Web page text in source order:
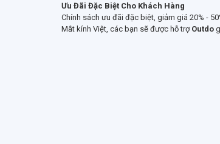
Ưu Đãi Đặc Biệt Cho Khách Hàng
Chính sách ưu đãi đặc biệt, giảm giá 20% -
Mắt kính Việt, các bạn sẽ được hỗ trợ Outdo